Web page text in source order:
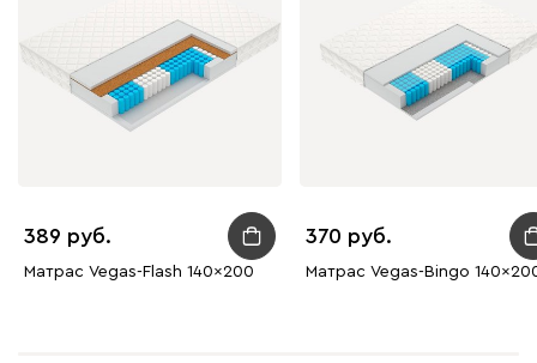
389
Матрас Vegas-Flash 140x200
370
Матрас Vegas-Bingo